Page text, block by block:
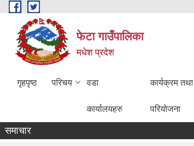
Skip to main content
फेटा गाउँपालिका
मधेश प्रदेश
गृहपृष्ठ परिचय वडा
कार्यालयहरु
कार्यक्रम तथा
परियोजना
समाचार